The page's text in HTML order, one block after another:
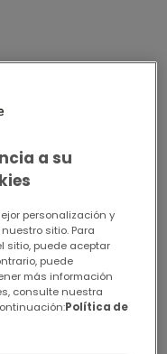
a su
personalización y
sitio. Para
sitio, puede aceptar
puede
más información
consulte nuestra
Política de